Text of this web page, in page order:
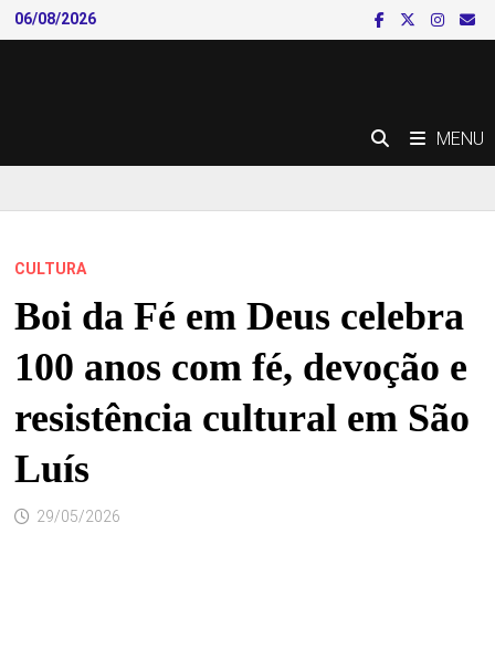
Skip
to
06/08/2026
MENU
CULTURA
Boi da Fé em Deus celebra
100 anos com fé, devoção e
resistência cultural em São
Luís
29/05/2026